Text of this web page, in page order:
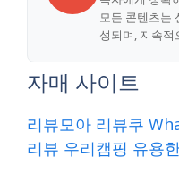
모든 콘텐츠는
성되며, 지속
자매 사이트
리뷰모아 리뷰쿠
리뷰 우리캠핑 유용